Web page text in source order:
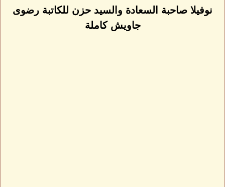
نوفيلا صاحبة السعادة والسيد حزن للكاتبة رضوى
جاويش كاملة